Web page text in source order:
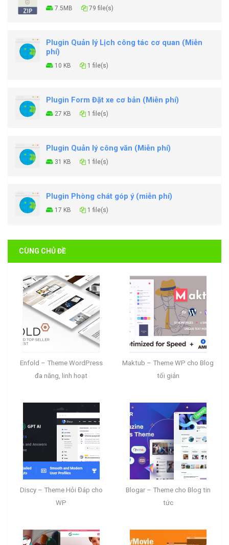
7.5MB 79 file(s)
Plugin Quản lý Lịch công tác cơ quan (Miễn
phí)
10 KB 1 file(s)
Plugin Form Đặt xe cơ bản (Miễn phí)
27 KB 1 file(s)
Plugin Quản lý công văn (Miễn phí)
31 KB 1 file(s)
Plugin Phòng chát góp ý (miễn phí)
17 KB 1 file(s)
CÙNG CHỦ ĐỀ
Enfold – Theme WordPress
đa năng, linh hoạt
Maktub – Theme WP cho Blog
tối giản
Discy – Theme Hỏi Đáp cho
WP
Blogar – Theme cho Blog tin
tức